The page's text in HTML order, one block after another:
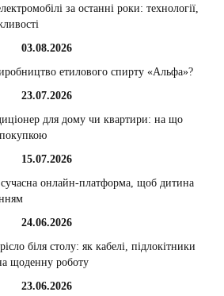
за останні роки: технології,
03.08.2026
етилового спирту «Альфа»?
23.07.2026
для дому чи квартири: на що
15.07.2026
онлайн-платформа, щоб дитина
24.06.2026
біля столу: як кабелі, підлокітники
щоденну роботу
23.06.2026